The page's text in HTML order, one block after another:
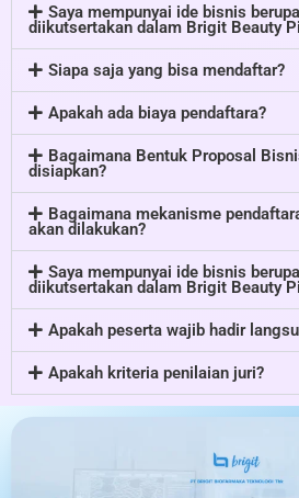
Saya mempunyai ide bisnis
diikutsertakan dalam Brigit Beauty
Siapa saja yang bisa mendaftar?
Apakah ada biaya pendaftara?
Bagaimana Bentuk Proposal
disiapkan?
Bagaimana mekanisme
akan dilakukan?
Saya mempunyai ide bisnis
diikutsertakan dalam Brigit Beauty
Apakah peserta wajib hadir
Apakah kriteria penilaian juri?